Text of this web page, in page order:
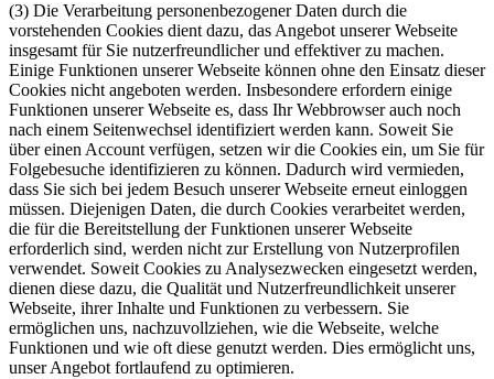
(3) Die Verarbeitung personenbezogener Daten durch die
vorstehenden Cookies dient dazu, das Angebot unserer Webseite
insgesamt für Sie nutzerfreundlicher und effektiver zu machen.
Einige Funktionen unserer Webseite können ohne den Einsatz dieser
Cookies nicht angeboten werden. Insbesondere erfordern einige
Funktionen unserer Webseite es, dass Ihr Webbrowser auch noch
nach einem Seitenwechsel identifiziert werden kann. Soweit Sie
über einen Account verfügen, setzen wir die Cookies ein, um Sie für
Folgebesuche identifizieren zu können. Dadurch wird vermieden,
dass Sie sich bei jedem Besuch unserer Webseite erneut einloggen
müssen. Diejenigen Daten, die durch Cookies verarbeitet werden,
die für die Bereitstellung der Funktionen unserer Webseite
erforderlich sind, werden nicht zur Erstellung von Nutzerprofilen
verwendet. Soweit Cookies zu Analysezwecken eingesetzt werden,
dienen diese dazu, die Qualität und Nutzerfreundlichkeit unserer
Webseite, ihrer Inhalte und Funktionen zu verbessern. Sie
ermöglichen uns, nachzuvollziehen, wie die Webseite, welche
Funktionen und wie oft diese genutzt werden. Dies ermöglicht uns,
unser Angebot fortlaufend zu optimieren.